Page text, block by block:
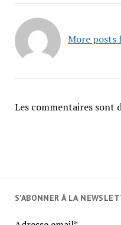
More posts
Les commentaires sont
S'ABONNER À LA